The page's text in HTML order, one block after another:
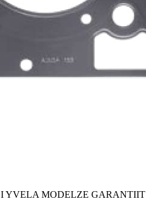
MODELZE GARANTIIT